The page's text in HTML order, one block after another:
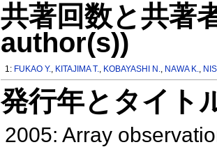
共著回数と共著
author(s))
1: FUKAO Y., KITAJIMA T., KOBAYASHI N., NAWA K.,
発行年とタイト
2005: Array